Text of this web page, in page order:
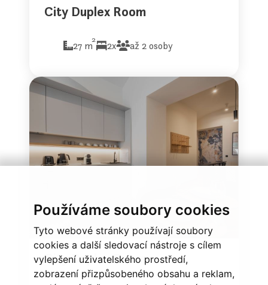
Používáme soubory cookies
Tyto webové stránky používají soubory
cookies a další sledovací nástroje s cílem
vylepšení uživatelského prostředí,
zobrazení přizpůsobeného obsahu a reklam,
City Duplex Room
27 m2 2x až 2 osoby
City Duplex Room+